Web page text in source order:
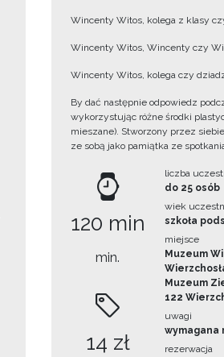
Wincenty Witos, kolega z klasy
Wincenty Witos, Wincenty czy
Wincenty Witos, kolega czy
By dać następnie odpowiedz
wykorzystując różne środki
mieszane). Stworzony przez
ze sobą jako pamiątka ze
120 min
min.
14 zł
liczba
do 25 osób
wiek
szkoła
miejsce
Muzeum
Muzeum
122
uwagi
wymagana
rezerwacja